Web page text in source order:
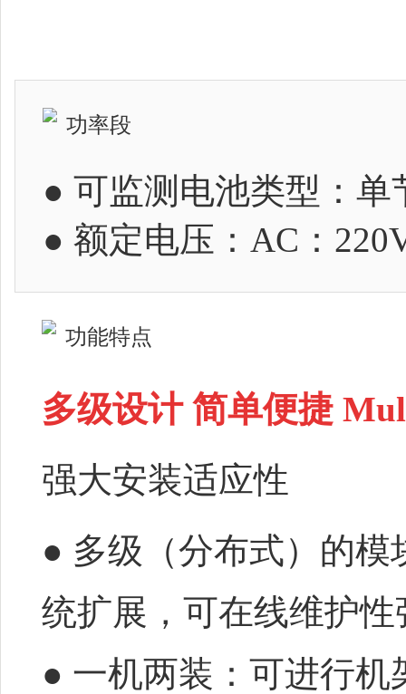
功率段
● 可监测电池类型：单
● 额定电压：AC：
功能特点
多级设计 简单便捷
强大安装适应性
● 多级（分布式）的
统扩展，可在线维护
● 一机两装：可进行